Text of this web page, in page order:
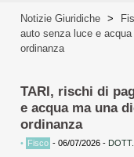
Notizie Giuridiche >
auto senza luce e
ordinanza
TARI, rischi di
e acqua ma una
ordinanza
• Fisco - 06/07/2026 -